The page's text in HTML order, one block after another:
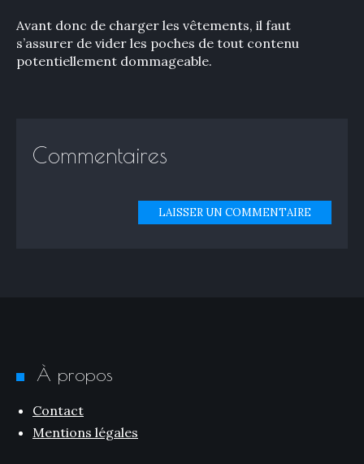
Avant donc de charger les vêtements, il faut
s’assurer de vider les poches de tout contenu
potentiellement dommageable.
Commentaires
LAISSER UN COMMENTAIRE
À propos
Contact
Mentions légales